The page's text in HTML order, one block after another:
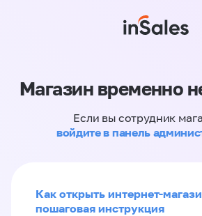
Магазин временно
Если вы сотрудник
войдите в панель
Как открыть интернет-
пошаговая инструкция